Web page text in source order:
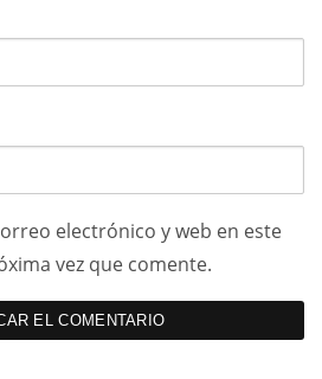
electrónico y web en este
vez que comente.